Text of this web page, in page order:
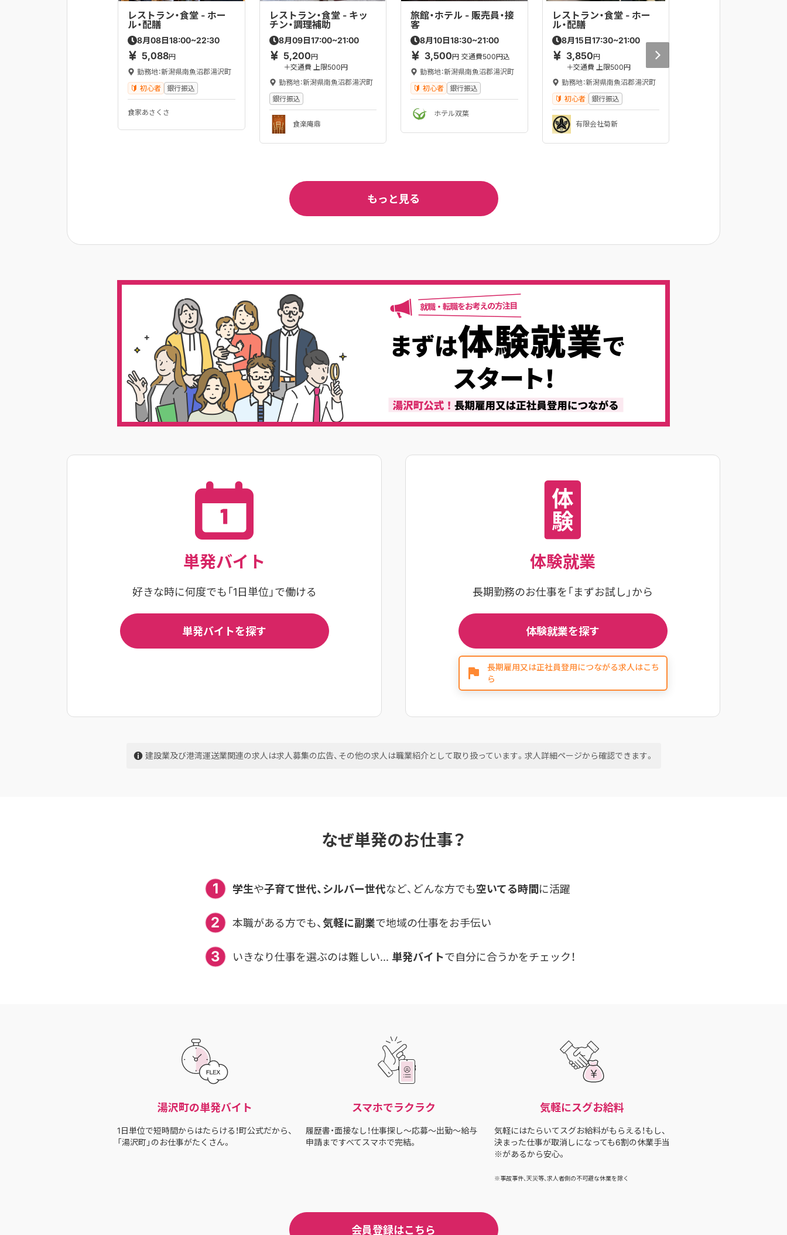
レストラン・食堂 - ホー
ル・配膳
8月08日18:00~22:30
5,088円
勤務地：新潟県南魚沼郡湯沢町
初心者
銀行振込
食家あさくさ
レストラン・食堂 - キッ
チン・調理補助
8月09日17:00~21:00
5,200円
＋交通費 上限500円
勤務地：新潟県南魚沼郡湯沢町
銀行振込
食楽庵鼎
旅館・ホテル - 販売員・接
客
8月10日18:30~21:00
3,500円 交通費500円込
勤務地：新潟県南魚沼郡湯沢町
初心者
銀行振込
ホテル双葉
レストラン・食堂 - ホー
ル・配膳
8月15日17:30~21:00
3,850円
＋交通費 上限500円
勤務地：新潟県南魚沼郡湯沢町
初心者
銀行振込
有限会社菊新
もっと見る
単発バイト
好きな時に何度でも 「1日単位」で働ける
単発バイトを探す
体験就業
長期勤務のお仕事を 「まずお試し」から
体験就業を探す
長期雇用又は正社員登用につながる求人はこち
ら
建設業及び港湾運送業関連の求人は求人募集の広告、その他の求人は職業紹介として取り扱っています。求人詳細ページから確認できます。
なぜ単発のお仕事？
1 学生や子育て世代、シルバー世代など、どんな方でも空いてる時間に活躍
2 本職がある方でも、 気軽に副業で地域の仕事をお手伝い
3 いきなり仕事を選ぶのは難しい... 単発バイトで自分に合うかをチェック！
湯沢町の単発バイト
1日単位で短時間からはたらける！町公式だから、
「湯沢町」のお仕事がたくさん。
スマホでラクラク
履歴書・面接なし！仕事探し〜応募〜出勤〜給与
申請まですべてスマホで完結。
気軽にスグお給料
気軽にはたらいてスグお給料がもらえる！もし、
決まった仕事が取消しになっても6割の休業手当
※があるから安心。
※事故事件、天災等、求人者側の不可避な休業を除く
会員登録はこちら